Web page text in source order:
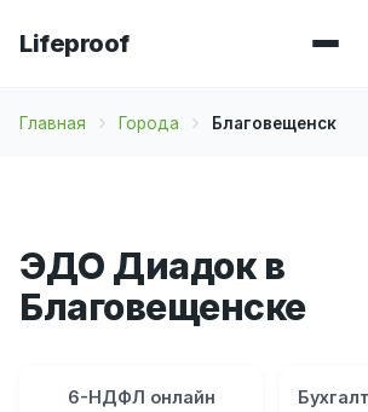
Lifeproof
Главная Города Благовещенск
ЭДО Диадок в
Благовещенске
6-НДФЛ онлайн